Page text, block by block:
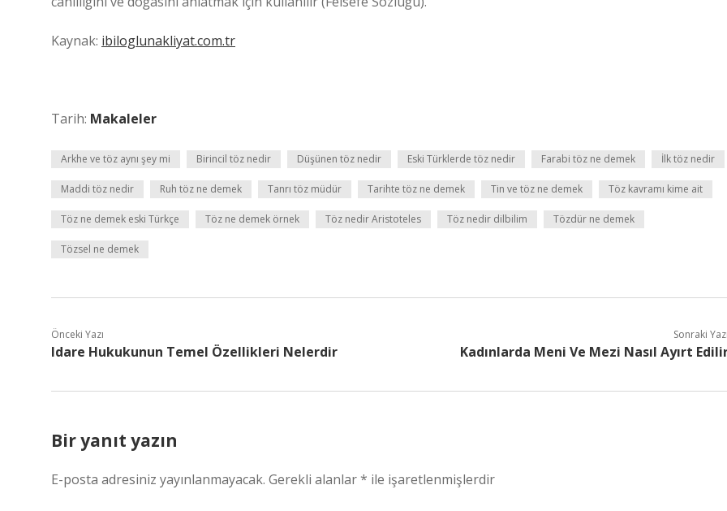
Kaynak: ibiloglunakliyat.com.tr
Tarih: Makaleler
Arkhe ve töz aynı şey mi Birincil töz nedir Düşünen töz nedir Eski Türklerde töz nedir Farabi töz ne demek İlk töz nedir
Maddi töz nedir Ruh töz ne demek Tanrı töz müdür Tarihte töz ne demek Tin ve töz ne demek Töz kavramı kime ait
Töz ne demek eski Türkçe Töz ne demek örnek Töz nedir Aristoteles Töz nedir dilbilim Tözdür ne demek
Tözsel ne demek
Önceki Yazı
Idare Hukukunun Temel Özellikleri Nelerdir
Sonraki
Kadınlarda Meni Ve Mezi Nasıl Ayırt
Bir yanıt yazın
E-posta adresiniz yayınlanmayacak. Gerekli alanlar* ile işaretlenmişlerdir